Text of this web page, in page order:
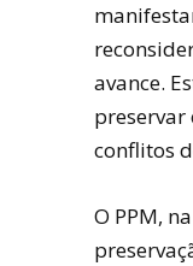
avance.
preservar
conflitos
O PPM,